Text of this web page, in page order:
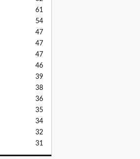
61
54
47
47
47
46
39
38
36
35
34
32
31